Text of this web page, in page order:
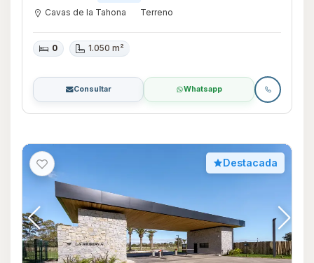
Cavas de la Tahona Terreno
0 1.050 m²
Consultar Whatsapp
Destacada